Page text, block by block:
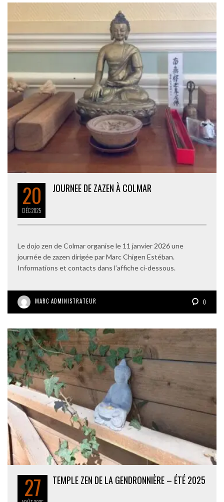
20
DÉC2025
JOURNEE DE ZAZEN À COLMAR
Le dojo zen de Colmar organise le 11 janvier 2026 une
journée de zazen dirigée par Marc Chigen Estéban.
Informations et contacts dans l’affiche ci-dessous.
MARC ADMINISTRATEUR 0
27 TEMPLE ZEN DE LA GENDRONNIÈRE – ÉTÉ 2025